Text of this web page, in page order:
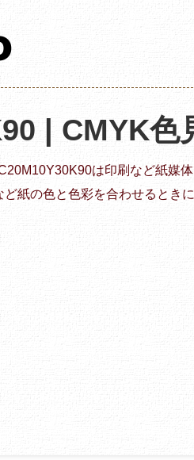
| CMYK色
は印刷など紙媒
紙の色と色彩を合わせるときに